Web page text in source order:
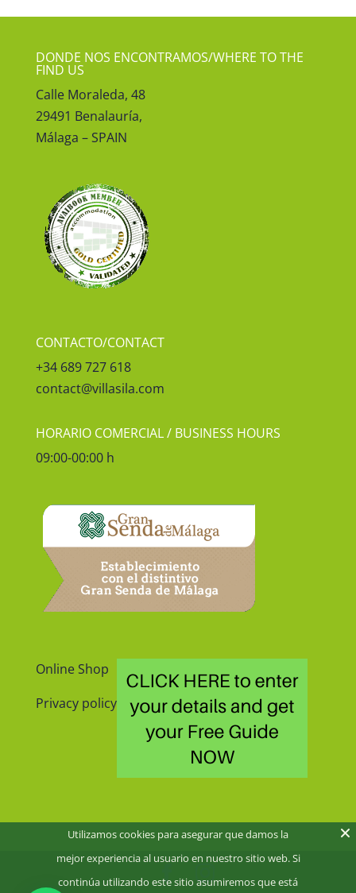
DONDE NOS ENCONTRAMOS/WHERE TO THE
FIND US
Calle Moraleda, 48
29491 Benalauría,
Málaga – SPAIN
CONTACTO/CONTACT
+34 689 727 618
contact@villasila.com
HORARIO COMERCIAL / BUSINESS HOURS
09:00-00:00 h
Online Shop
Privacy policy
Utilizamos cookies para asegurar que damos la
mejor experiencia al usuario en nuestro sitio web. Si
continúa utilizando este sitio asumiremos que está